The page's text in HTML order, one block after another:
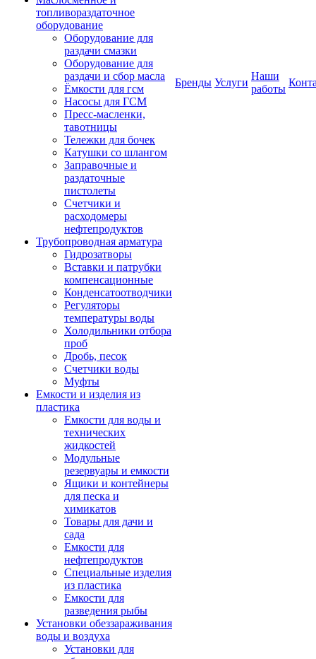
топливораздаточное
оборудование
Оборудование для
раздачи смазки
Оборудование для
раздачи и сбор масла
Ёмкости для гсм
Насосы для ГСМ
Пресс-масленки,
тавотницы
Тележки для бочек
Катушки со шлангом
Заправочные и
раздаточные
пистолеты
Счетчики и
расходомеры
нефтепродуктов
Трубопроводная арматура
Гидрозатворы
Вставки и патрубки
компенсационные
Конденсатоотводчики
Регуляторы
температуры воды
Холодильники отбора
проб
Дробь, песок
Счетчики воды
Муфты
Емкости и изделия из
пластика
Емкости для воды и
технических
жидкостей
Модульные
резервуары и емкости
Ящики и контейнеры
для песка и
химикатов
Товары для дачи и
сада
Емкости для
нефтепродуктов
Специальные изделия
из пластика
Емкости для
разведения рыбы
Установки обеззараживания
воды и воздуха
Установки для
Бренды Услуги
Наши
работы